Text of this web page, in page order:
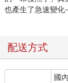
也產生了急速變
配送方式
國